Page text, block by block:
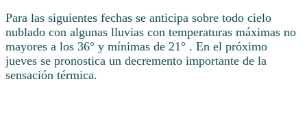
Para las siguientes fechas se anticipa sobre todo cielo
nublado con algunas lluvias con temperaturas máximas no
mayores a los 36° y mínimas de 21° . En el próximo
jueves se pronostica un decremento importante de la
sensación térmica.